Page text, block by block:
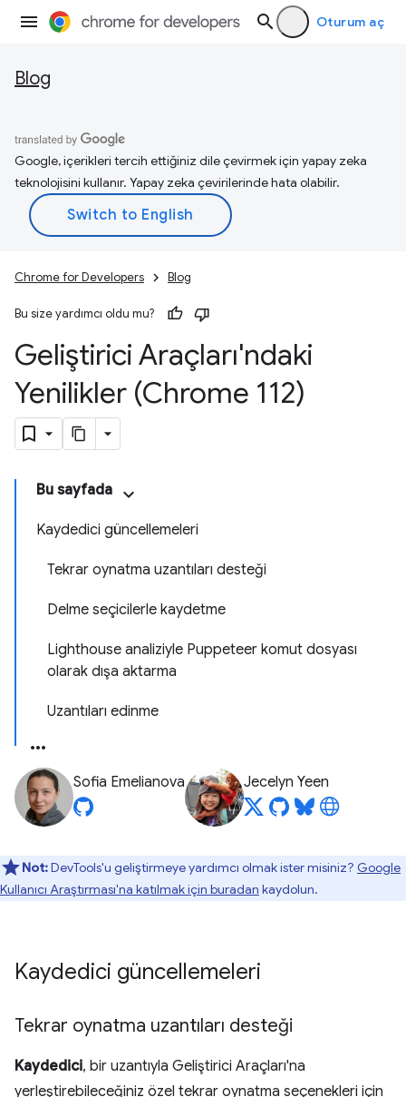
Oturum aç
Blog
Google, içerikleri tercih ettiğiniz dile çevirmek için yapay zeka
teknolojisini kullanır. Yapay zeka çevirilerinde hata olabilir.
Chrome for Developers Blog
Bu size yardımcı oldu mu?
Geliştirici Araçları'ndaki
Yenilikler (Chrome 112)
Bu sayfada
Kaydedici güncellemeleri
Tekrar oynatma uzantıları desteği
Delme seçicilerle kaydetme
Lighthouse analiziyle Puppeteer komut dosyası
olarak dışa aktarma
Uzantıları edinme
Sofia Emelianova Jecelyn Yeen
Not:DevTools'u geliştirmeye yardımcı olmak ister misiniz? Google
Kullanıcı Araştırması'na katılmak için buradan kaydolun.
Kaydedici güncellemeleri
Tekrar oynatma uzantıları desteği
Kaydedici, bir uzantıyla Geliştirici Araçları'na
yerleştirebileceğiniz özel tekrar oynatma seçenekleri için